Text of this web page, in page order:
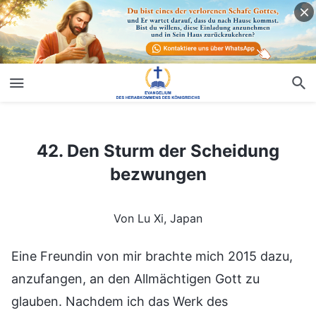
42. Den Sturm der Scheidung bezwungen
42. Den Sturm der Scheidung
bezwungen
Von Lu Xi, Japan
Eine Freundin von mir brachte mich 2015 dazu,
anzufangen, an den Allmächtigen Gott zu
glauben. Nachdem ich das Werk des